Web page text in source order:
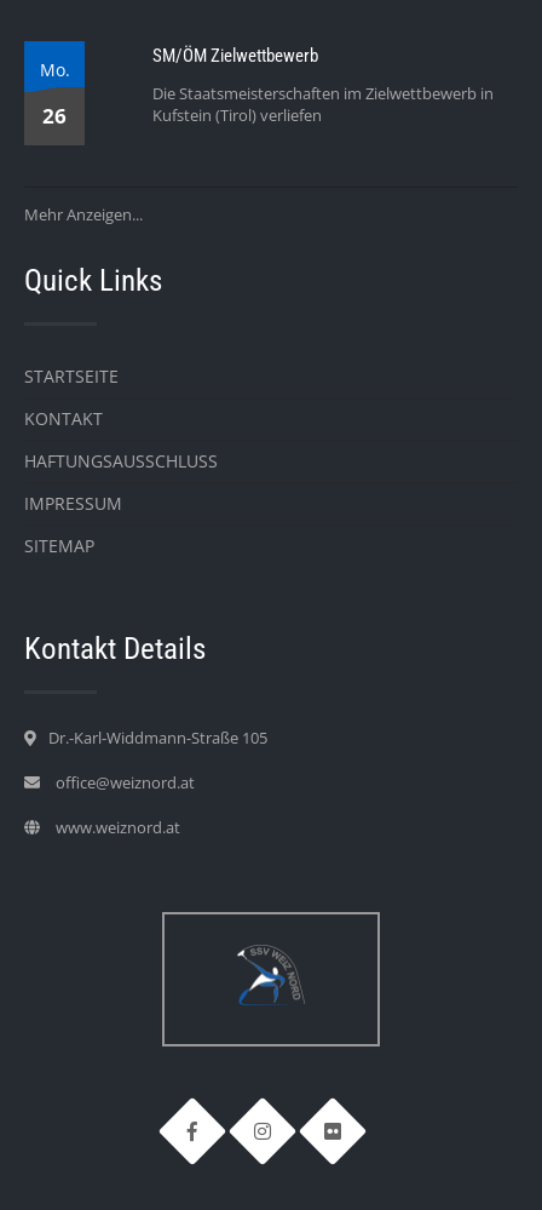
Mo.
26
SM/ÖM Zielwettbewerb
Die Staatsmeisterschaften im Zielwettbewerb in
Kufstein (Tirol) verliefen
Mehr Anzeigen...
Quick Links
STARTSEITE
KONTAKT
HAFTUNGSAUSSCHLUSS
IMPRESSUM
SITEMAP
Kontakt Details
Dr.-Karl-Widdmann-Straße 105
office@weiznord.at
www.weiznord.at